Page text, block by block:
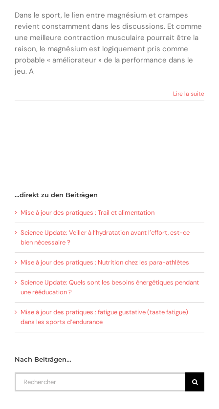
Dans le sport, le lien entre magnésium et crampes
revient constamment dans les discussions. Et comme
une meilleure contraction musculaire pourrait être la
raison, le magnésium est logiquement pris comme
probable « améliorateur » de la performance dans le
jeu. A
Lire la suite
…direkt zu den Beiträgen
Mise à jour des pratiques : Trail et alimentation
Science Update: Veiller à l’hydratation avant l’effort, est-ce
bien nécessaire ?
Mise à jour des pratiques : Nutrition chez les para-athlètes
Science Update: Quels sont les besoins énergétiques pendant
une rééducation ?
Mise à jour des pratiques : fatigue gustative (taste fatigue)
dans les sports d’endurance
Nach Beiträgen…
Rechercher